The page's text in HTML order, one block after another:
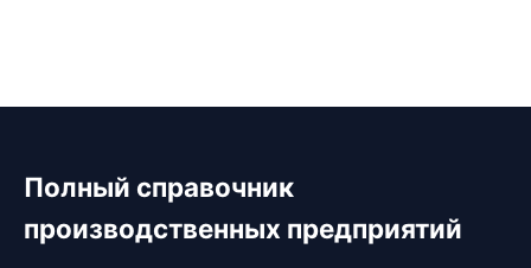
Полный справочник
производственных предприятий